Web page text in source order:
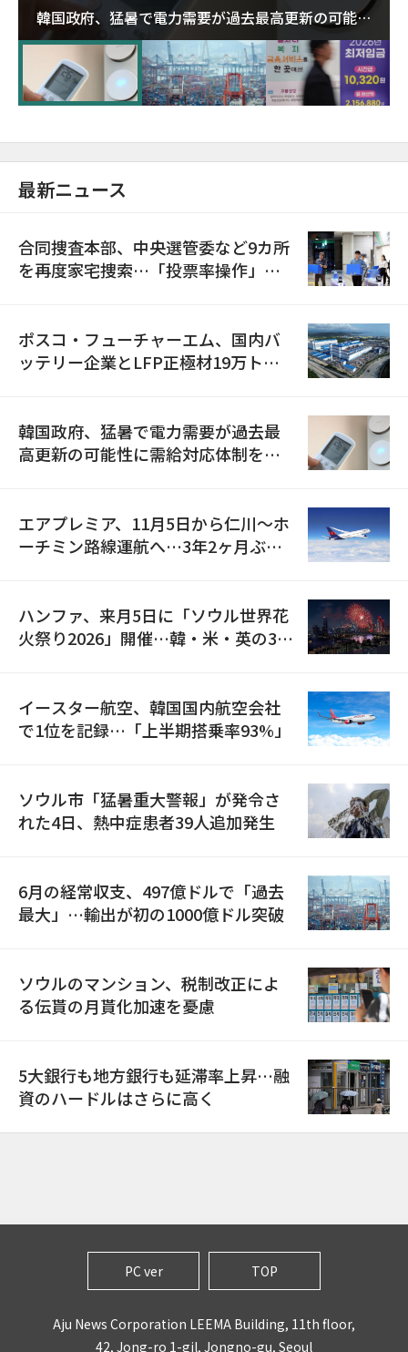
韓国政府、猛暑で電力需要が過去最高更新の可能性
に需給対応体制を点検
最新ニュース
合同捜査本部、中央選管委など9カ所
を再度家宅捜索…「投票率操作」の
ポスコ・フューチャーエム、国内バ
ッテリー企業とLFP正極材19万トン
韓国政府、猛暑で電力需要が過去最
高更新の可能性に需給対応体制を点
エアプレミア、11月5日から仁川〜ホ
ーチミン路線運航へ…3年2ヶ月ぶり
ハンファ、来月5日に「ソウル世界花
火祭り2026」開催…韓・米・英の3カ
イースター航空、韓国国内航空会社
で1位を記録…「上半期搭乗率93%」
ソウル市「猛暑重大警報」が発令さ
れた4日、熱中症患者39人追加発生
6月の経常収支、497億ドルで「過去
最大」…輸出が初の1000億ドル突破
ソウルのマンション、税制改正によ
る伝貰の月貰化加速を憂慮
5大銀行も地方銀行も延滞率上昇…融
資のハードルはさらに高く
PC ver TOP
Aju News Corporation LEEMA Building, 11th floor,
42, Jong-ro 1-gil, Jongno-gu, Seoul